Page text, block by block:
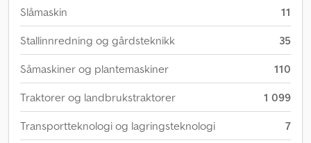
Slåmaskin 11
Stallinnredning og gårdsteknikk 35
Såmaskiner og plantemaskiner 110
Traktorer og landbrukstraktorer 1 099
Transportteknologi og lagringsteknologi 7